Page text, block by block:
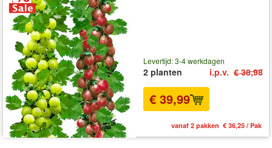
Levertijd: 3-4 werkdagen
2 planten
€ 39,99
i.p.v. € 38,98
vanaf 2 pakken € 36,25 / Pak